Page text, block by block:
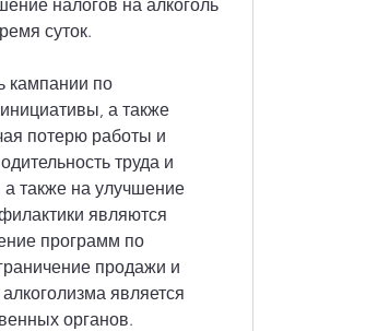
налогов на алкоголь
суток.
кампании по
а также
потерю работы и
труда и
а также на улучшение
являются
программ по
продажи и
является
органов.